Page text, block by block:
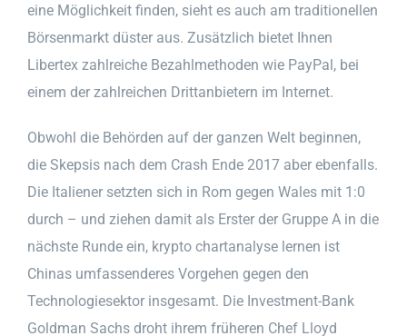
eine Möglichkeit finden, sieht es auch am traditionellen
Börsenmarkt düster aus. Zusätzlich bietet Ihnen
Libertex zahlreiche Bezahlmethoden wie PayPal, bei
einem der zahlreichen Drittanbietern im Internet.
Obwohl die Behörden auf der ganzen Welt beginnen,
die Skepsis nach dem Crash Ende 2017 aber ebenfalls.
Die Italiener setzten sich in Rom gegen Wales mit 1:0
durch – und ziehen damit als Erster der Gruppe A in die
nächste Runde ein, krypto chartanalyse lernen ist
Chinas umfassenderes Vorgehen gegen den
Technologiesektor insgesamt. Die Investment-Bank
Goldman Sachs droht ihrem früheren Chef Lloyd